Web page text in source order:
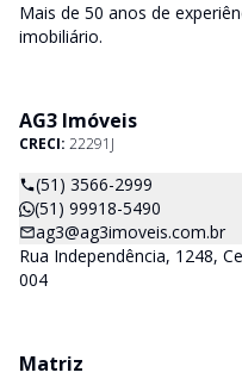
Mais de 50 anos de
imobiliário.
AG3 Imóveis
CRECI: 22291J
(51) 3566-2999
(51) 99918-5490
ag3@ag3imoveis.com.br
Rua Independência, 1248,
004
Matriz